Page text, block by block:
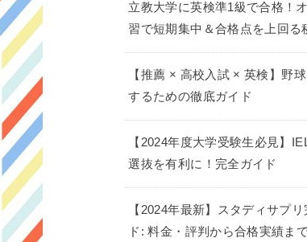
立教大学に英検準1級で合格！
習で短期集中＆合格点を上回る
【推薦 × 高校入試 × 英検】野
するための徹底ガイド
【2024年度大学受験生必見】
選抜を有利に！完全ガイド
【2024年最新】スタディサプ
ド: 料金・評判から合格実績ま